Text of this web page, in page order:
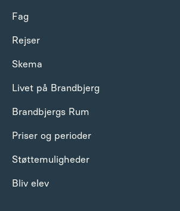
Fag
Rejser
Skema
Livet på Brandbjerg
Brandbjergs Rum
Priser og perioder
Støttemuligheder
Bliv elev